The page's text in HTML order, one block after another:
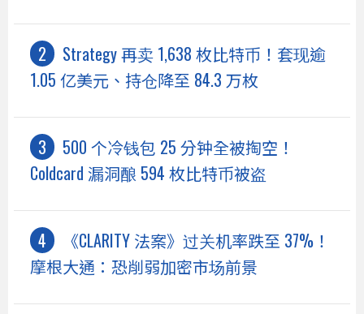
Strategy 再卖 1,638 枚比特币！套现逾
1.05 亿美元、持仓降至 84.3 万枚
500 个冷钱包 25 分钟全被掏空！
Coldcard 漏洞酿 594 枚比特币被盗
《CLARITY 法案》过关机率跌至 37%！
摩根大通：恐削弱加密市场前景